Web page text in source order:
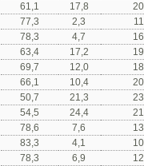
61,1 17,8
77,3 2,3
78,3 4,7
63,4 17,2
69,7 12,0
66,1 10,4
50,7 21,3
54,5 24,4
78,6 7,6
83,3 4,1
78,3 6,9